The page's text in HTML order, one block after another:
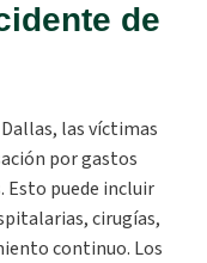
de
las víctimas
por gastos
Esto puede incluir
cirugías,
continuo. Los